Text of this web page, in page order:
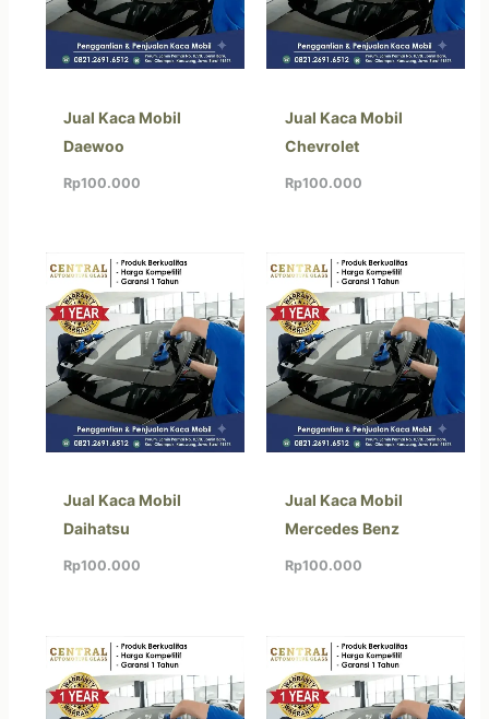
Jual Kaca Mobil
Daewoo
Rp100.000
Jual Kaca Mobil
Chevrolet
Rp100.000
Jual Kaca Mobil
Daihatsu
Rp100.000
Jual Kaca Mobil
Mercedes Benz
Rp100.000